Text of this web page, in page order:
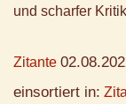
und scharfer
Zitante
einsortiert in: